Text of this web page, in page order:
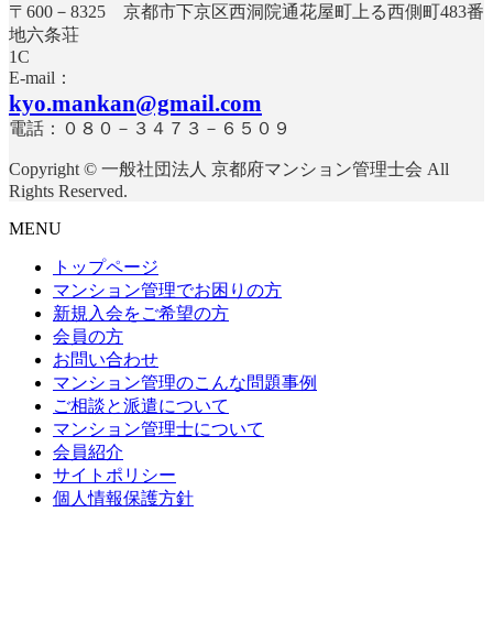
〒600－8325 京都市下京区西洞院通花屋町上る西側町483番
地六条荘
E-mail：
kyo.mankan@gmail.com
電話：０８０－３４７３－６５０９
Copyright © 一般社団法人 京都府マンション管理士会 All
Rights Reserved.
MENU
トップページ
マンション管理でお困りの方
新規入会をご希望の方
会員の方
お問い合わせ
マンション管理のこんな問題事例
ご相談と派遣について
マンション管理士について
会員紹介
サイトポリシー
個人情報保護方針